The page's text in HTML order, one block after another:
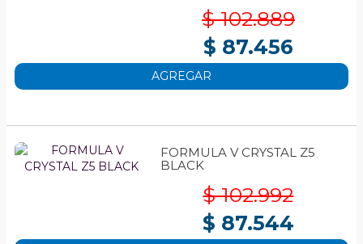
$ 102.889
$ 87.456
AGREGAR
FORMULA V CRYSTAL Z5
BLACK
$ 102.992
$ 87.544